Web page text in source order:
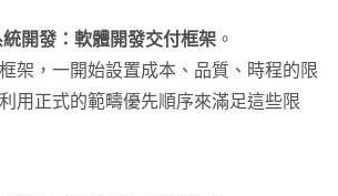
開發：軟體開發交付框架 。
架，一開始設置成本、品質、時程的限
用正式的範疇優先順序來滿足這些限